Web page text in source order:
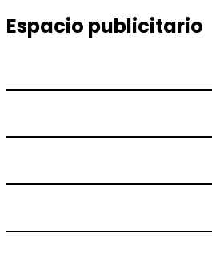
entradas
Espacio publicitario